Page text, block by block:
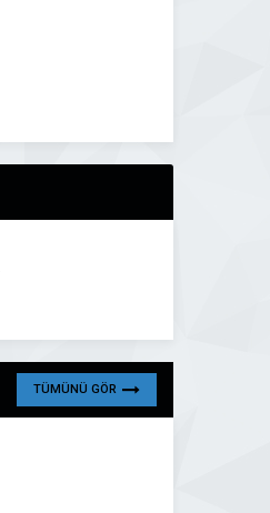
TÜMÜNÜ GÖR